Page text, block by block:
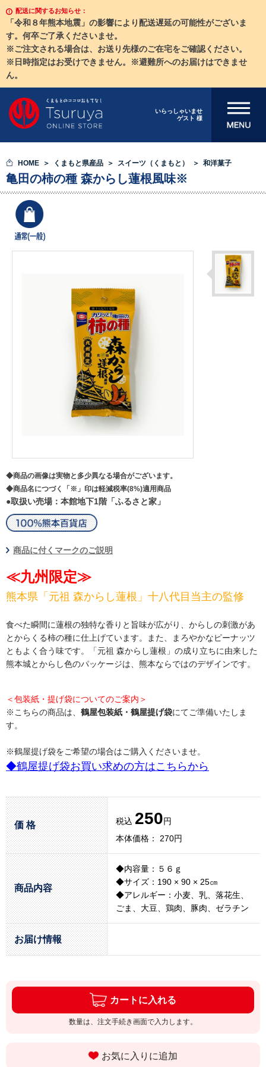
配送に関するお知らせ：
「令和８年熊本地震」の影響により配送遅延の可能性がございま
す。何卒ご了承くださいませ。
※ご注文される場合は、お送り先様のご在宅をご確認ください。
※日時指定はお受けできません。※避難所へのお届けはできませ
ん。
いらっしゃいませ
ゲスト 様
メニューを開
HOME くまもと県産品 スイーツ（くまもと） 和洋菓子
亀田の柿の種 森からし蓮根風味※
◆商品の画像は実物と多少異なる場合がございます。
◆商品名につづく「※」印は軽減税率(8%)適用商品
●取扱い売場：本館地下1階「ふるさと家」
商品に付くマークのご説明
≪九州限定≫
熊本県「元祖 森からし蓮根」十八代目当主の監修
食べた瞬間に蓮根の独特な香りと旨味が広がり、からしの刺激があ
とからくる柿の種に仕上げています。また、まろやかなピーナッツ
ともよく合う味です。「元祖 森からし蓮根」の成り立ちに由来した
熊本城とからし色のパッケージは、熊本ならではのデザインです。
＜包装紙・提げ袋についてのご案内＞
※こちらの商品は、 鶴屋包装紙・鶴屋提げ袋にてご準備いたしま
す。
※鶴屋提げ袋をご希望の場合はご購入くださいませ。
◆鶴屋提げ袋お買い求めの方はこちらから
価 格 税込 250円
本体価格： 270円
商品内容
◆内容量：５６ｇ
◆サイズ：190 × 90 × 25㎝
◆アレルギー：小麦、乳、落花生、
ごま、大豆、鶏肉、豚肉、ゼラチン
お届け情報
カートに入れる
数量は、注文手続き画面で入力します。
お気に入りに追加